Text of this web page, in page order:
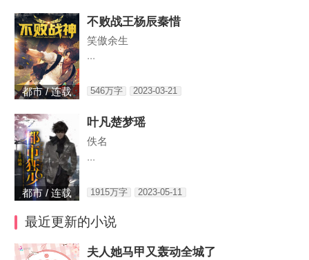
都市 / 连载
不败战王杨辰秦惜
笑傲余生
...
546万字 2023-03-21
都市 / 连载
叶凡楚梦瑶
佚名
...
1915万字 2023-05-11
最近更新的小说
夫人她马甲又轰动全城了